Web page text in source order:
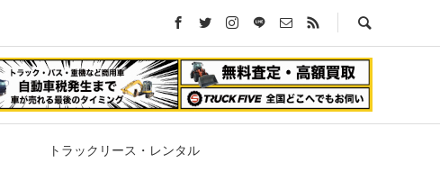
トラックリース・レンタル